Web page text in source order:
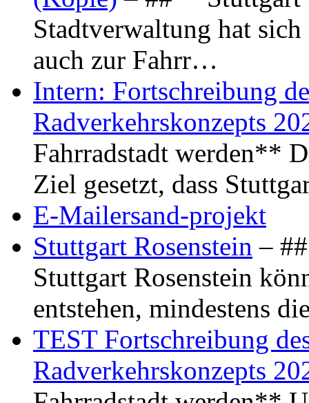
Stadtverwaltung hat
auch zur Fahrr…
Intern: Fortschreibung
Radverkehrskonzepts
Fahrradstadt werden**
Ziel gesetzt, dass
E-Mailersand-projekt
Stuttgart Rosenstein –
Stuttgart Rosenstein
entstehen, mindestens
TEST Fortschreibung
Radverkehrskonzepts